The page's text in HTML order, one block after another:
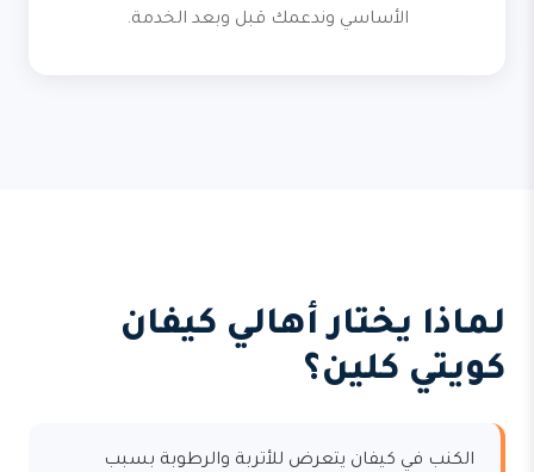
الأساسي وندعمك قبل وبعد الخدمة.
لماذا يختار أهالي كيفان
كويتي كلين؟
الكنب في كيفان يتعرض للأتربة والرطوبة بسبب